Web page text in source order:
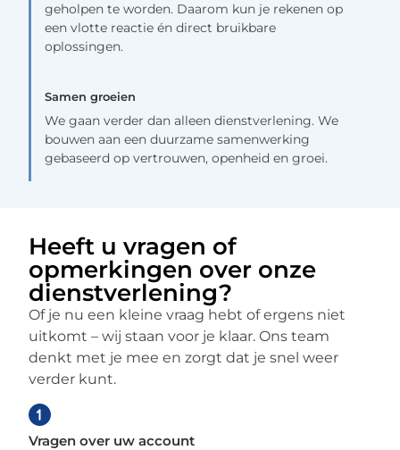
geholpen te worden. Daarom kun je rekenen op
een vlotte reactie én direct bruikbare
oplossingen.
Samen groeien
We gaan verder dan alleen dienstverlening. We
bouwen aan een duurzame samenwerking
gebaseerd op vertrouwen, openheid en groei.
Heeft u vragen of
opmerkingen over onze
dienstverlening?
Of je nu een kleine vraag hebt of ergens niet
uitkomt – wij staan voor je klaar. Ons team
denkt met je mee en zorgt dat je snel weer
verder kunt.
Vragen over uw account